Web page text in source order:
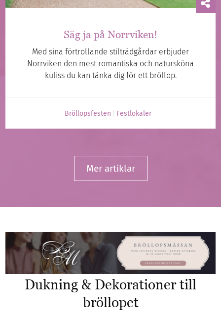
Säg ja på Norrviken!
Med sina förtrollande stilträdgårdar erbjuder
Norrviken den mest romantiska och natursköna
kuliss du kan tänka dig för ett bröllop.
Bröllopsfesten Festlokaler
Mer artiklar
Dukning & Dekorationer till
bröllopet